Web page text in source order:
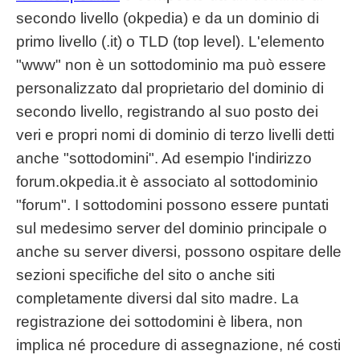
secondo livello (okpedia) e da un dominio di
primo livello (.it) o TLD (top level). L'elemento
"www" non è un sottodominio ma può essere
personalizzato dal proprietario del dominio di
secondo livello, registrando al suo posto dei
veri e propri nomi di dominio di terzo livelli detti
anche "sottodomini". Ad esempio l'indirizzo
forum.okpedia.it è associato al sottodominio
"forum". I sottodomini possono essere puntati
sul medesimo server del dominio principale o
anche su server diversi, possono ospitare delle
sezioni specifiche del sito o anche siti
completamente diversi dal sito madre. La
registrazione dei sottodomini è libera, non
implica né procedure di assegnazione, né costi